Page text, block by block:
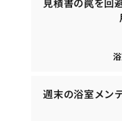
週末の浴室メン